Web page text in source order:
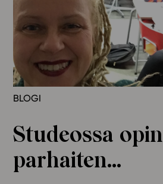
Kokeilutarjous
Ainstain
Alakoulu
Yläkoulu
Lukio
Ominaisuudet
Tapahtumakalenteri
Webinaari­tallenteet
Yhteisö
BLOGI
Studeossa opin
parhaiten…